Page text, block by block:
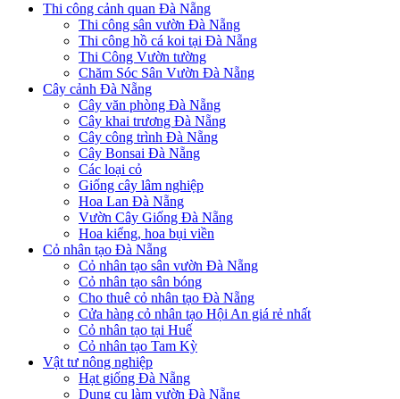
Thi công cảnh quan Đà Nẵng
Thi công sân vườn Đà Nẵng
Thi công hồ cá koi tại Đà Nẵng
Thi Công Vườn tường
Chăm Sóc Sân Vườn Đà Nẵng
Cây cảnh Đà Nẵng
Cây văn phòng Đà Nẵng
Cây khai trương Đà Nẵng
Cây công trình Đà Nẵng
Cây Bonsai Đà Nẵng
Các loại cỏ
Giống cây lâm nghiệp
Hoa Lan Đà Nẵng
Vườn Cây Giống Đà Nẵng
Hoa kiểng, hoa bụi viền
Cỏ nhân tạo Đà Nẵng
Cỏ nhân tạo sân vườn Đà Nẵng
Cỏ nhân tạo sân bóng
Cho thuê cỏ nhân tạo Đà Nẵng
Cửa hàng cỏ nhân tạo Hội An giá rẻ nhất
Cỏ nhân tạo tại Huế
Cỏ nhân tạo Tam Kỳ
Vật tư nông nghiệp
Hạt giống Đà Nẵng
Dụng cụ làm vườn Đà Nẵng